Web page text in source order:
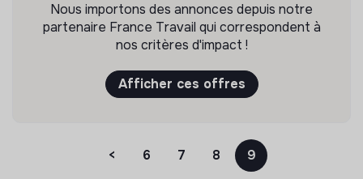
Nous importons des annonces depuis notre
partenaire France Travail qui correspondent à
nos critères d'impact !
Afficher ces offres
< 6 7 8 9